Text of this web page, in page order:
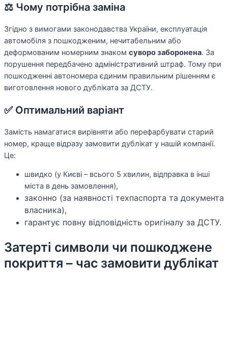
⚖️ Чому потрібна заміна
Згідно з вимогами законодавства України, експлуатація
автомобіля з пошкодженим, нечитабельним або
деформованим номерним знаком суворо заборонена. За
порушення передбачено адміністративний штраф. Тому при
пошкодженні автономера єдиним правильним рішенням є
виготовлення нового дубліката за ДСТУ.
✅ Оптимальний варіант
Замість намагатися вирівняти або перефарбувати старий
номер, краще відразу замовити дублікат у нашій компанії.
Це:
швидко (у Києві – всього 5 хвилин, відправка в інші
міста в день замовлення),
законно (за наявності техпаспорта та документа
власника),
гарантує повну відповідність оригіналу за ДСТУ.
Затерті символи чи пошкоджене
покриття – час замовити дублікат